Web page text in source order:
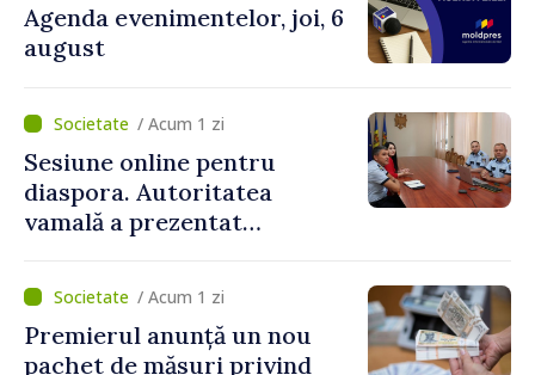
Agenda evenimentelor, joi, 6
august
/ Acum 1 zi
Sesiune online pentru
diaspora. Autoritatea
vamală a prezentat
revenirea în țară
/ Acum 1 zi
Premierul anunță un nou
pachet de măsuri privind